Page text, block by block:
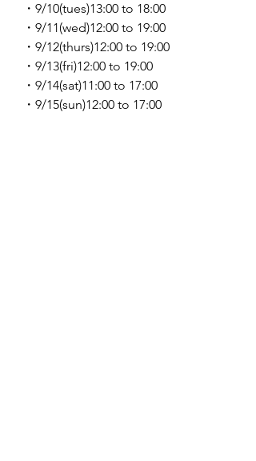
・9/10(tues)13:00 to 18:00
・9/11(wed)12:00 to 19:00
・9/12(thurs)12:00 to 19:00
・9/13(fri)12:00 to 19:00
・9/14(sat)11:00 to 17:00
・9/15(sun)12:00 to 17:00